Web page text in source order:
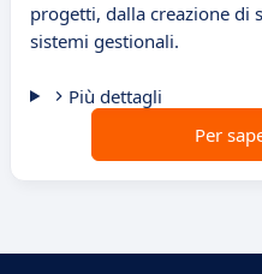
progetti, dalla creazione di
sistemi gestionali.
Più dettagli
Per